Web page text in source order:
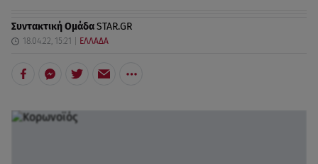
Συντακτική ΟμάδαSTAR.GR
18.04.22, 15:21 ΕΛΛΑΔΑ